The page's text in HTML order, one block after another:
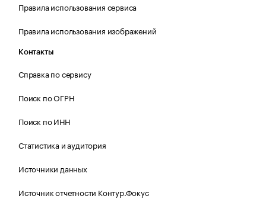
Правила использования сервиса
Правила использования изображений
Контакты
Справка по сервису
Поиск по ОГРН
Поиск по ИНН
Статистика и аудитория
Источники данных
Источник отчетности Контур.Фокус